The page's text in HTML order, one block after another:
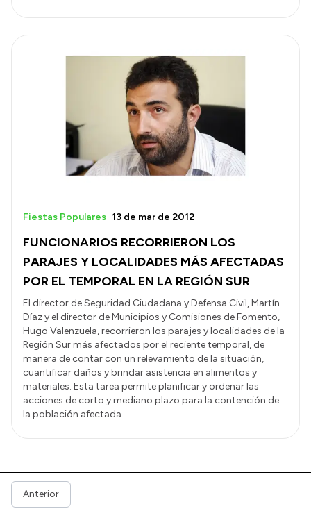
FUNCIONARIOS RECORRIERON LOS
PARAJES Y LOCALIDADES MÁS AFECTADAS
POR EL TEMPORAL EN LA REGIÓN SUR
Fiestas Populares 13 de mar de 2012
El director de Seguridad Ciudadana y Defensa Civil, Martín
Díaz y el director de Municipios y Comisiones de Fomento,
Hugo Valenzuela, recorrieron los parajes y localidades de la
Región Sur más afectados por el reciente temporal, de
manera de contar con un relevamiento de la situación,
cuantificar daños y brindar asistencia en alimentos y
materiales. Esta tarea permite planificar y ordenar las
acciones de corto y mediano plazo para la contención de
la población afectada.
Anterior